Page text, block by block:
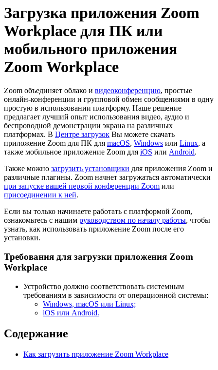
Загрузка приложения Zoom
Workplace для ПК или
мобильного приложения
Zoom Workplace
Zoom объединяет облако и видеоконференцию, простые
онлайн-конференции и групповой обмен сообщениями в одну
простую в использовании платформу. Наше решение
предлагает лучший опыт использования видео, аудио и
беспроводной демонстрации экрана на различных
платформах. В Центре загрузок Вы можете скачать
приложение Zoom для ПК для macOS, Windows или Linux, а
также мобильное приложение Zoom для iOS или Android.
Также можно загрузить установщики для приложения Zoom и
различные плагины. Zoom начнет загружаться автоматически
при запуске вашей первой конференции Zoom или
присоединении к ней.
Если вы только начинаете работать с платформой Zoom,
ознакомьтесь с нашим руководством по началу работы, чтобы
узнать, как использовать приложение Zoom после его
установки.
Требования для загрузки приложения Zoom
Workplace
Устройство должно соответствовать системным
требованиям в зависимости от операционной системы:
Windows, macOS или Linux;
iOS или Android.
Содержание
Как загрузить приложение Zoom Workplace